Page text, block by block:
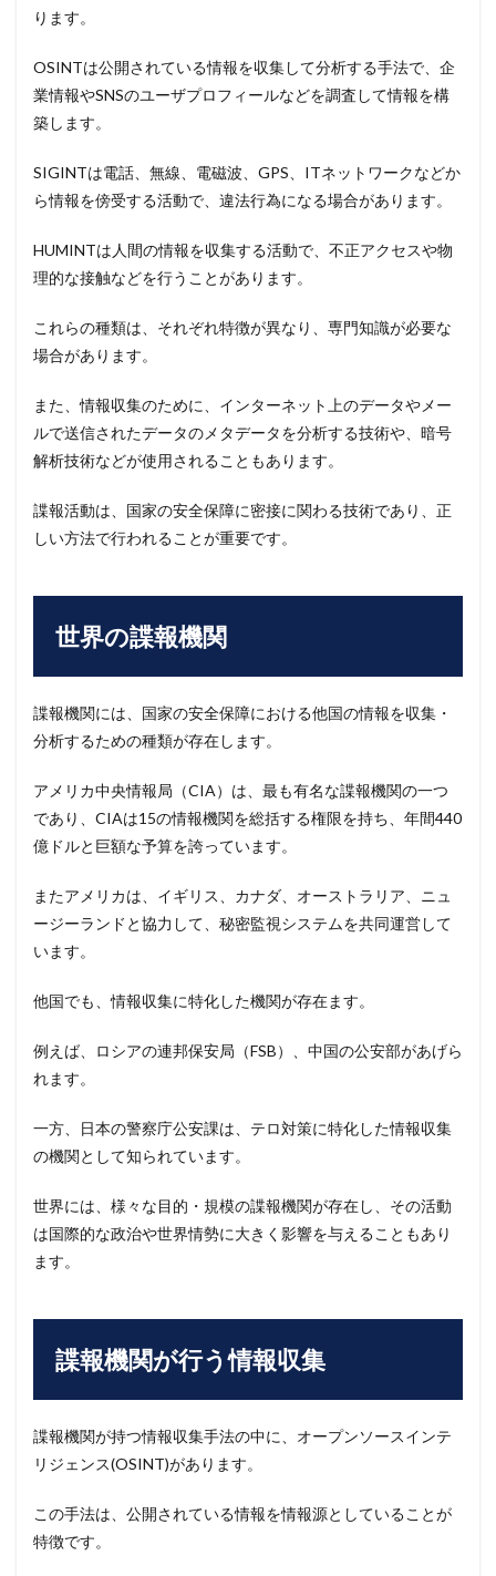
ります。
OSINTは公開されている情報を収集して分析する手法で、企
業情報やSNSのユーザプロフィールなどを調査して情報を構
築します。
SIGINTは電話、無線、電磁波、GPS、ITネットワークなどか
ら情報を傍受する活動で、違法行為になる場合があります。
HUMINTは人間の情報を収集する活動で、不正アクセスや物
理的な接触などを行うことがあります。
これらの種類は、それぞれ特徴が異なり、専門知識が必要な
場合があります。
また、情報収集のために、インターネット上のデータやメー
ルで送信されたデータのメタデータを分析する技術や、暗号
解析技術などが使用されることもあります。
諜報活動は、国家の安全保障に密接に関わる技術であり、正
しい方法で行われることが重要です。
世界の諜報機関
諜報機関には、国家の安全保障における他国の情報を収集・
分析するための種類が存在します。
アメリカ中央情報局（CIA）は、最も有名な諜報機関の一つ
であり、CIAは15の情報機関を総括する権限を持ち、年間440
億ドルと巨額な予算を誇っています。
またアメリカは、イギリス、カナダ、オーストラリア、ニュ
ージーランドと協力して、秘密監視システムを共同運営して
います。
他国でも、情報収集に特化した機関が存在ます。
例えば、ロシアの連邦保安局（FSB）、中国の公安部があげら
れます。
一方、日本の警察庁公安課は、テロ対策に特化した情報収集
の機関として知られています。
世界には、様々な目的・規模の諜報機関が存在し、その活動
は国際的な政治や世界情勢に大きく影響を与えることもあり
ます。
諜報機関が行う情報収集
諜報機関が持つ情報収集手法の中に、オープンソースインテ
リジェンス(OSINT)があります。
この手法は、公開されている情報を情報源としていることが
特徴です。